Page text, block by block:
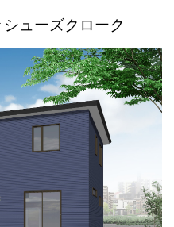
ューズクローク